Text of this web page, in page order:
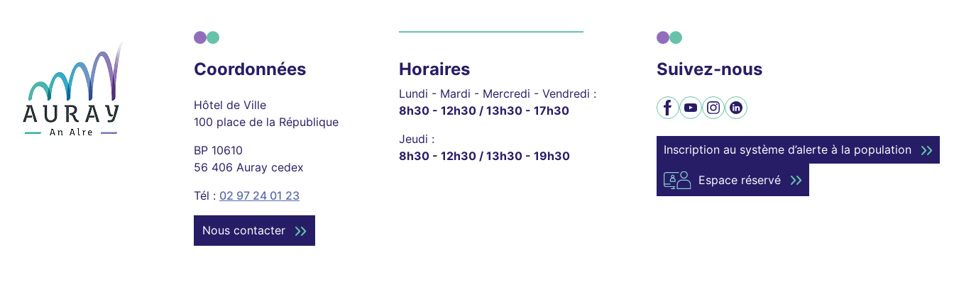
Coordonnées
Hôtel de Ville
100 place de la République
BP 10610
56 406 Auray cedex
Tél : 02 97 24 01 23
Nous contacter
Horaires
Lundi - Mardi - Mercredi - Vendredi :
8h30 - 12h30 / 13h30 - 17h30
Jeudi :
8h30 - 12h30 / 13h30 - 19h30
Suivez-nous
Facebook
YouTubeInstagram
LinkedIn
Inscription au système d’alerte à la population
Espace réservé